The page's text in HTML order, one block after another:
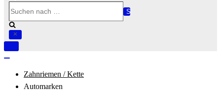
nach …
Navigation
Zahnriemen / Kette
Automarken